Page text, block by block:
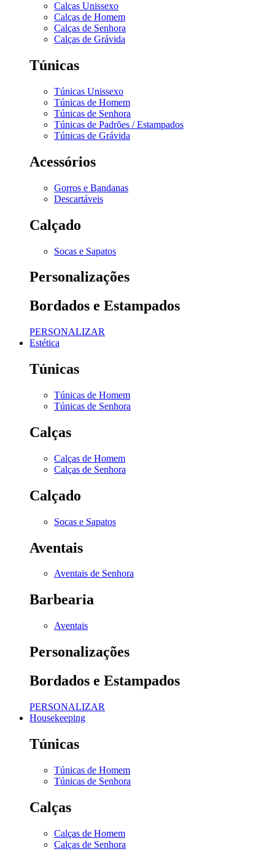
Calças Unissexo
Calças de Homem
Calças de Senhora
Calças de Grávida
Túnicas
Túnicas Unissexo
Túnicas de Homem
Túnicas de Senhora
Túnicas de Padrões / Estampados
Túnicas de Grávida
Acessórios
Gorros e Bandanas
Descartáveis
Calçado
Socas e Sapatos
Personalizações
Bordados e Estampados
PERSONALIZAR
Estética
Túnicas
Túnicas de Homem
Túnicas de Senhora
Calças
Calças de Homem
Calças de Senhora
Calçado
Socas e Sapatos
Aventais
Aventais de Senhora
Barbearia
Aventais
Personalizações
Bordados e Estampados
PERSONALIZAR
Housekeeping
Túnicas
Túnicas de Homem
Túnicas de Senhora
Calças
Calças de Homem
Calças de Senhora